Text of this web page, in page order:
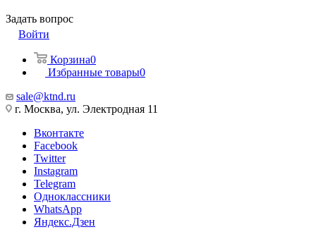
Задать вопрос
Войти
Корзина0
Избранные товары0
sale@ktnd.ru
г. Москва, ул. Электродная 11
Вконтакте
Facebook
Twitter
Instagram
Telegram
Одноклассники
WhatsApp
Яндекс.Дзен